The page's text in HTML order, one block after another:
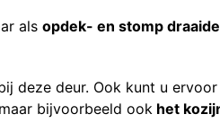
als opdek- en stomp
deze deur. Ook kunt u
bijvoorbeeld ook het